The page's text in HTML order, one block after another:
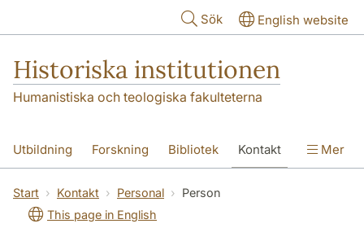
Sök English website
Historiska institutionen
Humanistiska och teologiska fakulteterna
Utbildning Forskning Bibliotek Kontakt
Om institutionen
Mer
Start Kontakt Personal
Person
This page in English